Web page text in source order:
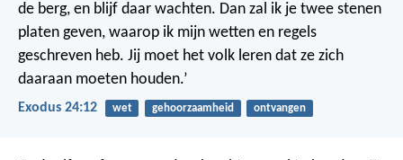
de berg, en blijf daar wachten. Dan zal ik je twee stenen
platen geven, waarop ik mijn wetten en regels
geschreven heb. Jij moet het volk leren dat ze zich
daaraan moeten houden.’
Exodus 24:12 wet gehoorzaamheid ontvangen